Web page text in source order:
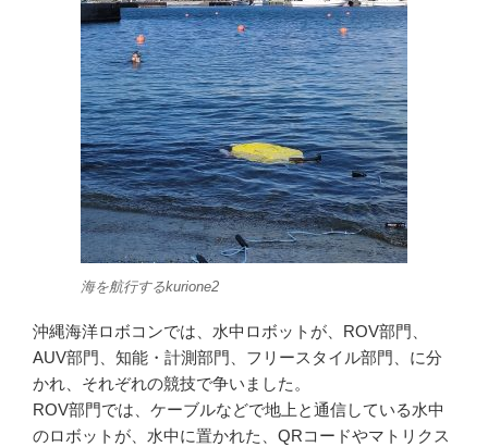
海を航行するkurione2
沖縄海洋ロボコンでは、水中ロボットが、ROV部門、
AUV部門、知能・計測部門、フリースタイル部門、に分
かれ、それぞれの競技で争いました。
ROV部門では、ケーブルなどで地上と通信している水中
のロボットが、水中に置かれた、QRコードやマトリクス